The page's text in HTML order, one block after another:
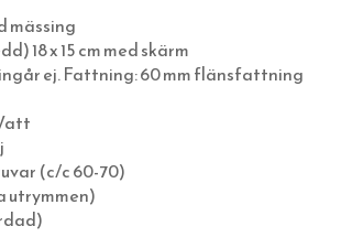
FOTOGENLAMPOR
STIL
ELUTTAG (RETRO)
INFÄLLT MONTAGE
& GLÖDLAMPOR
mässing
18 x 15 cm med skärm
ej. Fattning: 60 mm flänsfattning
(c/c 60-70)
utrymmen)